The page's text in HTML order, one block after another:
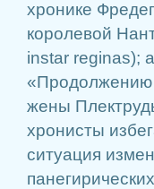
хронике
королевой
instar reginas);
«Продолжению
жены
хронисты
ситуация